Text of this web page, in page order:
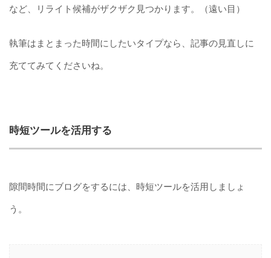
など、リライト候補がザクザク見つかります。（遠い目）
執筆はまとまった時間にしたいタイプなら、記事の見直しに
充ててみてくださいね。
時短ツールを活用する
隙間時間にブログをするには、時短ツールを活用しましょ
う。